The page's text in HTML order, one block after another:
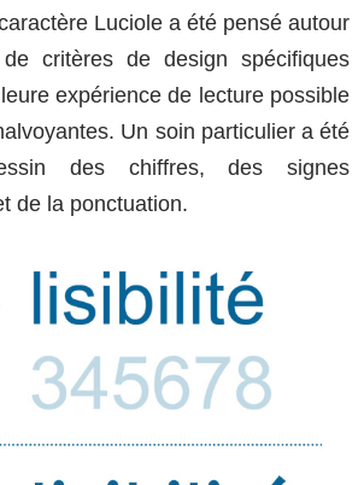
Luciole a été pensé autour
critères de design spécifiques
expérience de lecture possible
Un soin particulier a été
des chiffres, des signes
de la ponctuation.